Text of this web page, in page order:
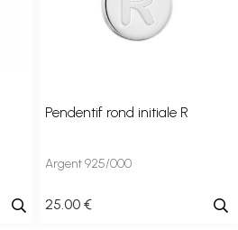
Pendentif rond initiale R
Argent 925/000
25.00 €